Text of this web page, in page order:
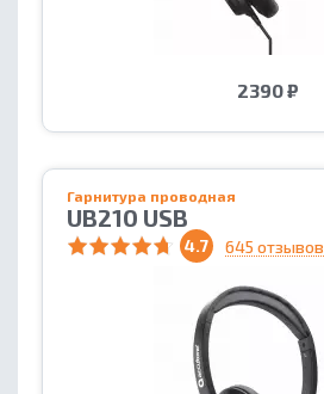
КОНТАКТЫ
2390 ₽
Гарнитура проводная
UB210 USB
4.7 645 отзывов